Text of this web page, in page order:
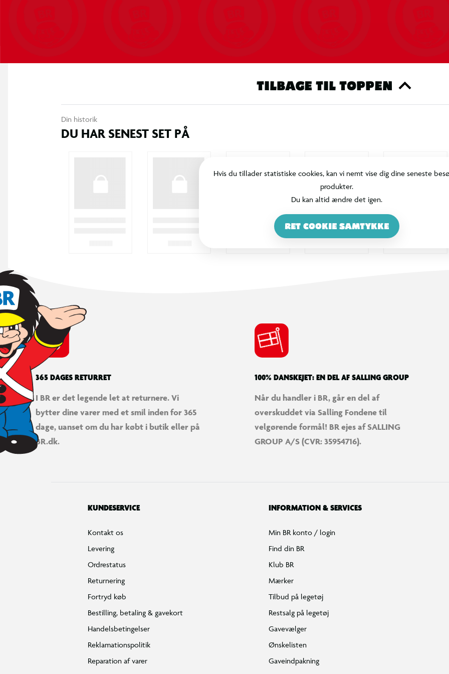
TILBAGE TIL TOPPEN
Din historik
DU HAR SENEST SET PÅ
Hvis du tillader statistiske cookies, kan vi nemt vise dig dine seneste
produkter.
Du kan altid ændre det igen.
RET COOKIE SAMTYKKE
365 DAGES RETURRET
I BR er det legende let at returnere. Vi
bytter dine varer med et smil inden for 365
dage, uanset om du har købt i butik eller på
BR.dk.
100% DANSKEJET: EN DEL AF SALLING GROUP
Når du handler i BR, går en del af
overskuddet via Salling Fondene til
velgørende formål! BR ejes af SALLING
GROUP A/S (CVR: 35954716).
KUNDESERVICE
Kontakt os
Levering
Ordrestatus
Returnering
Fortryd køb
Bestilling, betaling & gavekort
Handelsbetingelser
Reklamationspolitik
Reparation af varer
INFORMATION & SERVICES
Min BR konto / login
Find din BR
Klub BR
Mærker
Tilbud på legetøj
Restsalg på legetøj
Gavevælger
Ønskelisten
Gaveindpakning